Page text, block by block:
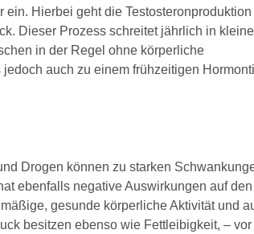
Hierbei geht die Testosteronproduktion
Dieser Prozess schreitet jährlich in
in der Regel ohne körperliche
auch zu einem frühzeitigen
Drogen können zu starken
ebenfalls negative Auswirkungen auf den
gesunde körperliche Aktivität und
besitzen ebenso wie Fettleibigkeit, –